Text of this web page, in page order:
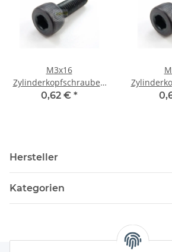
M3x16
Zylinderkopfschrauben
mit Innensechskant 6 St.
0,62 € *
mit
Hersteller
Kategorien